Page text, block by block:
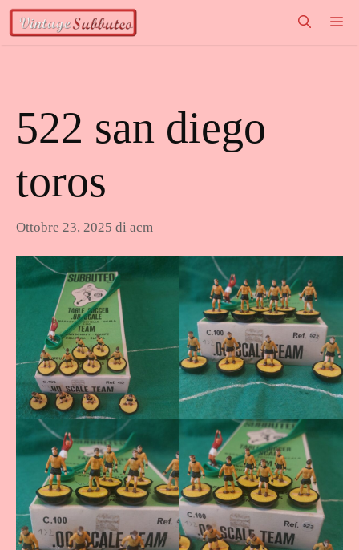
Vai
522 san diego
toros
Ottobre 23, 2025 di acm